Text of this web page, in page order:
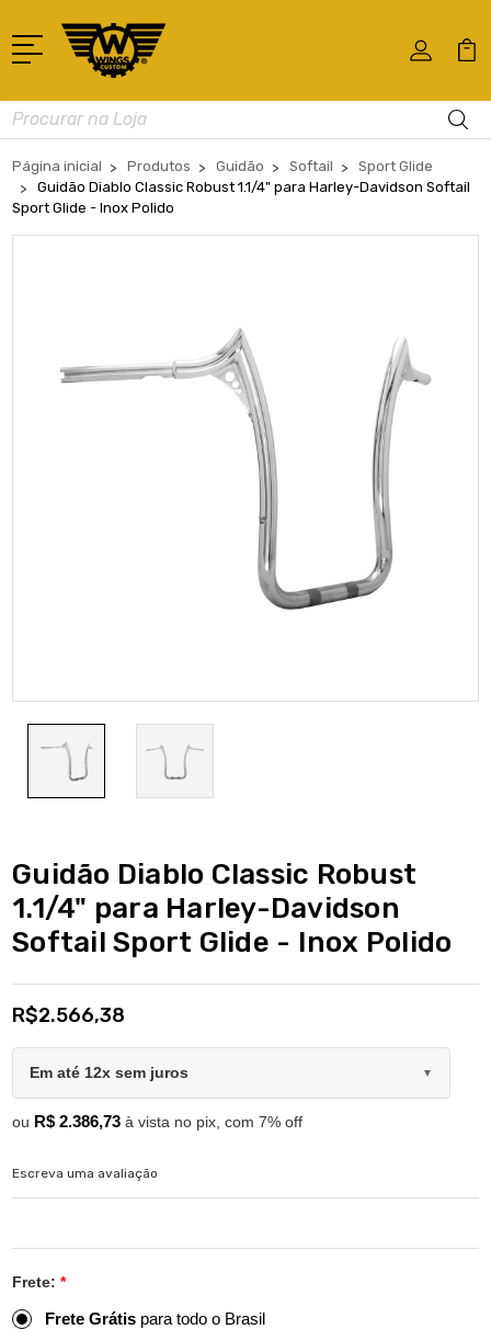
Busca
Página inicial Produtos Guidão Softail
Sport Glide
Guidão Diablo Classic Robust 1.1/4" para Harley-Davidson Softail
Sport Glide - Inox Polido
Guidão Diablo Classic Robust
1.1/4" para Harley-Davidson
Softail Sport Glide - Inox Polido
R$2.566,38
Em até 12x sem juros ▼
ou R$ 2.386,73 à vista no pix, com 7% off
Escreva uma avaliação
Frete: *
Frete Grátis para todo o Brasil